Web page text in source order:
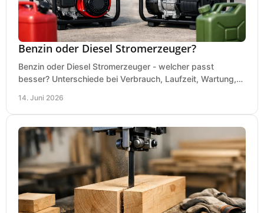
Benzin oder Diesel Stromerzeuger?
Benzin oder Diesel Stromerzeuger - welcher passt
besser? Unterschiede bei Verbrauch, Laufzeit, Wartung,
14. Juni 2026